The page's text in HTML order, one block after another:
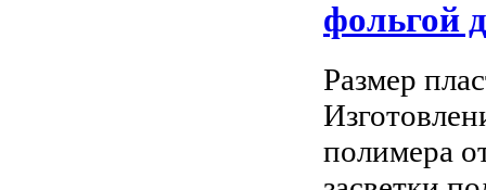
фольгой
Размер
полимера